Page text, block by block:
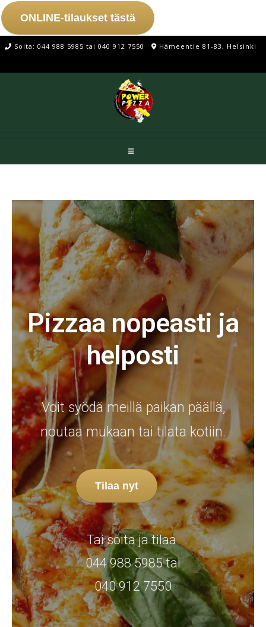
ONLINE-tilaukset tästä
Soita: 044 988 5985 tai 040 912 7550 Hämeentie 81-83, Helsinki
Pizzaa nopeasti ja
helposti
Voit syödä meillä paikan päällä,
noutaa mukaan tai tilata kotiin.
Tilaa nyt
Tai soita ja tilaa
044 988 5985 tai
040 912 7550